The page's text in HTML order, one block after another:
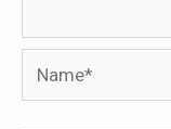
Name*